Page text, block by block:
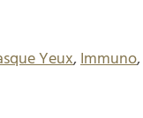
Yeux,Immuno,